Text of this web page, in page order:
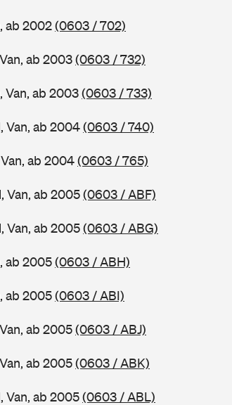
ab 2002(0603 / 702)
ab 2003(0603 / 732)
Van, ab 2003(0603 / 733)
Van, ab 2004(0603 / 740)
ab 2004(0603 / 765)
Van, ab 2005(0603 / ABF)
Van, ab 2005(0603 / ABG)
ab 2005(0603 / ABH)
ab 2005(0603 / ABI)
ab 2005(0603 / ABJ)
ab 2005(0603 / ABK)
Van, ab 2005(0603 / ABL)